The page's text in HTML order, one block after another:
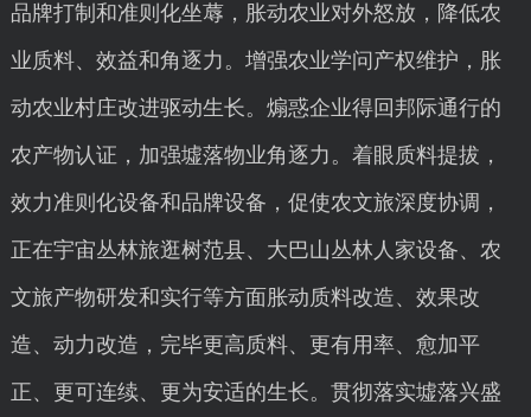
品牌打制和准则化坐蓐，胀动农业对外怒放，降低农
业质料、效益和角逐力。增强农业学问产权维护，胀
动农业村庄改进驱动生长。煽惑企业得回邦际通行的
农产物认证，加强墟落物业角逐力。着眼质料提拔，
效力准则化设备和品牌设备，促使农文旅深度协调，
正在宇宙丛林旅逛树范县、大巴山丛林人家设备、农
文旅产物研发和实行等方面胀动质料改造、效果改
造、动力改造，完毕更高质料、更有用率、愈加平
正、更可连续、更为安适的生长。贯彻落实墟落兴盛